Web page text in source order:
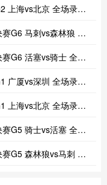
vs北京 全场录像及集锦
森林狼 全场录像及集锦
vs骑士 全场录像及集锦
vs深圳 全场录像及集锦
vs北京 全场录像及集锦
vs活塞 全场录像及集锦
vs马刺 全场录像及集锦